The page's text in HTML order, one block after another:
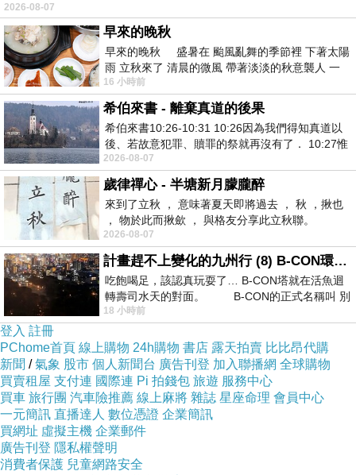
之谷」裡——
2026-08-07
早來的晚秋
早來的晚秋 盛暑在 颱風亂舞的季節裡 下著太陽
雨 立秋來了 清晨的微風 帶著淡淡的秋意襲人 一
下子 又被赤
16 小時前
希伯來書 - 離棄真道的後果
希伯來書10:26-10:31 10:26因為我們得知真道以
後、若故意犯罪、贖罪的祭就再沒有了． 10:27惟
有戰懼等候審判和那燒滅眾敵人的烈火
2026-08-07
歲律禪心 - 半塘新月朦朧醉
來到了立秋 ， 意味著夏天即將過去 ， 秋 ，揪也
， 物於此而揪歛 ， 與格友分享此立秋聯。
2026-08-07
計畫趕不上變化的九州行 (8) B-CON環球塔
吃飽喝足，該認真玩耍了… B-CON塔就在活魚迴
轉壽司水天的對面。 B-CON的正式名稱叫 別
18 小時前
登入 註冊
PChome首頁 線上購物 24h購物 書店 露天拍賣 比比昂代購
新聞 /氣象 股市 個人新聞台 廣告刊登 加入聯播網 全球購物
買賣租屋 支付連 國際連 Pi 拍錢包 旅遊 服務中心
買車 旅行團 汽車險推薦 線上麻將 雜誌 星座命理 會員中心
一元簡訊 直播達人 數位憑證 企業簡訊
買網址 虛擬主機 企業郵件
廣告刊登 隱私權聲明
消費者保護 兒童網路安全